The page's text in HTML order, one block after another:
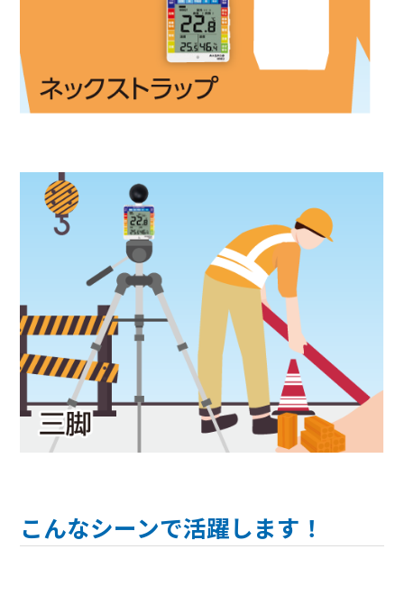
こんなシーンで活躍します！